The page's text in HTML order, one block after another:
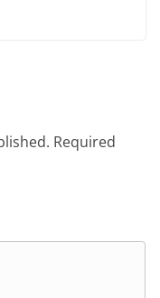
Required